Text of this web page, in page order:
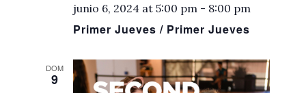
Primer Jueves / Primer Jueves
junio 6, 2024 at 5:00 pm - 8:00 pm
DOM
9